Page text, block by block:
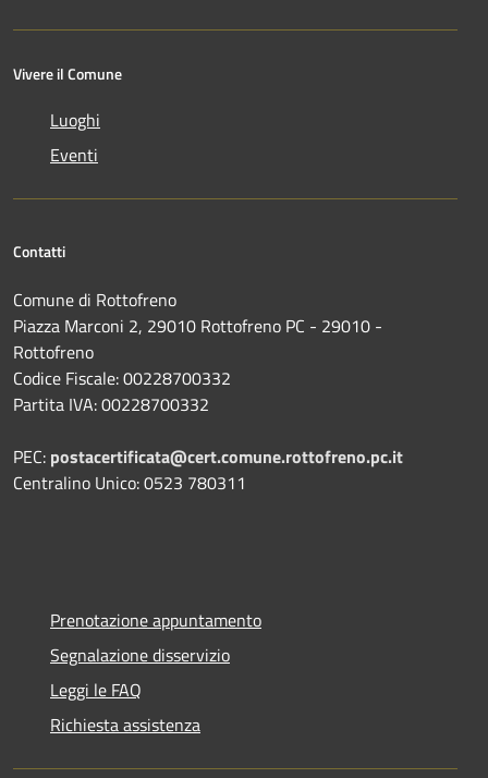
Vivere il Comune
Luoghi
Eventi
Contatti
Comune di Rottofreno
Piazza Marconi 2, 29010 Rottofreno PC - 29010 -
Rottofreno
Codice Fiscale: 00228700332
Partita IVA: 00228700332
PEC: postacertificata@cert.comune.rottofreno.pc.it
Centralino Unico: 0523 780311
Prenotazione appuntamento
Segnalazione disservizio
Leggi le FAQ
Richiesta assistenza